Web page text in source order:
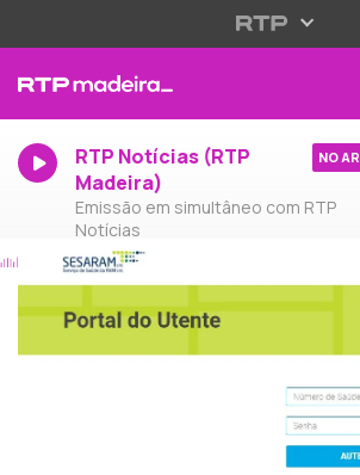
RTP Notícias (RTP
Madeira)
Emissão em simultâneo com RTP
Notícias
NO AR